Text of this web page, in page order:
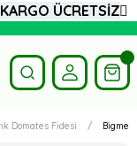
Domates Fidesi Bigmek
ÜCRETSİZ